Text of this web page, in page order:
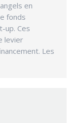
en
fonds
up. Ces
levier
Les